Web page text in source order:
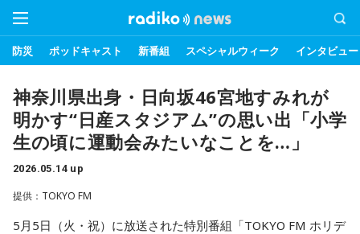
防災 ポッドキャスト 新番組 スペシャルウィーク インタビュー
神奈川県出身・日向坂46宮地すみれが
明かす“日産スタジアム”の思い出「小学
生の頃に運動会みたいなことを…」
2026.05.14 up
提供：TOKYO FM
5月5日（火・祝）に放送された特別番組「TOKYO FM ホリデ